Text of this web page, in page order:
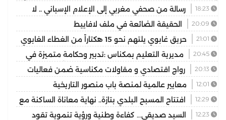
أشعل مواقع التواصل
رسالة من صحفي مغربي إلى الإعلام الإسباني .. لا
تختزلوا التاريخ في رواية واحدة
الحقيقة الضائعة في ملف لافاييط
حريق غابوي يلتهم نحو 15 هكتاراً من الغطاء الغابوي
بإقليم تازة مديرية التعليم بمكناس :تدبير وحكامة متميزة في
توسيع وتجويد العرض المدرسي ثانوية المنتزه التأهيلية نموذجا
رواج اقتصادي و مقاولات مكناسية ضمن فعاليات
مهرجان عيساوة الدولي
معايير عالمية لمنصة باب منصور التاريخية
افتتاح المسبح البلدي بتازة.. نهاية معاناة الساكنة مع
غياب فضاء السباحة الوحيد
السيد صديقي… كفاءة وطنية ورؤية تنموية تقود